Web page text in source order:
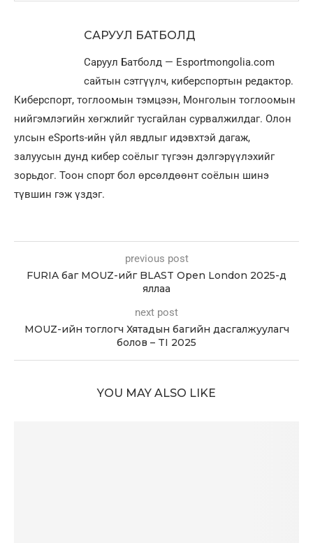
САРУУЛ БАТБОЛД
Саруул Батболд — Esportmongolia.com
сайтын сэтгүүлч, киберспортын редактор.
Киберспорт, тоглоомын тэмцээн, Монголын тоглоомын
нийгэмлэгийн хөгжлийг тусгайлан сурвалжилдаг. Олон
улсын eSports-ийн үйл явдлыг идэвхтэй дагаж,
залуусын дунд кибер соёлыг түгээн дэлгэрүүлэхийг
зорьдог. Тоон спорт бол өрсөлдөөнт соёлын шинэ
түвшин гэж үздэг.
previous post
FURIA баг MOUZ-ийг BLAST Open London 2025-д
яллаа
next post
MOUZ-ийн тоглогч Хятадын багийн дасгалжуулагч
болов – TI 2025
YOU MAY ALSO LIKE